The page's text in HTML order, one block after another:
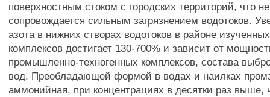
поверхностным стоком с городских территорий, что
сопровождается сильным загрязнением водотоков.
азота в нижних створах водотоков в районе
комплексов достигает 130-700% и зависит от
промышленно-техногенных комплексов, состава
вод. Преобладающей формой в водах и наилках
аммонийная, при концентрациях в десятки раз выше,